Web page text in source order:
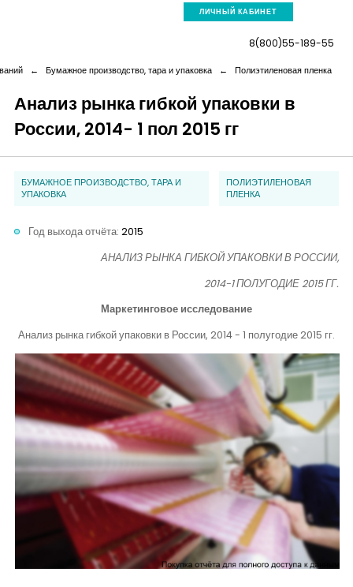
ЛИЧНЫЙ КАБИНЕТ
Компания
Контакты
8(800)55-189-55
← Бумажное производство, тара и упаковка ← Полиэтиленовая пленка
Анализ рынка гибкой упаковки в
России, 2014- 1 пол 2015 гг
БУМАЖНОЕ ПРОИЗВОДСТВО, ТАРА И
УПАКОВКА
ПОЛИЭТИЛЕНОВАЯ
ПЛЕНКА
Год выхода отчёта: 2015
АНАЛИЗ РЫНКА ГИБКОЙ УПАКОВКИ В РОССИИ,
2014-1 ПОЛУГОДИЕ 2015 ГГ.
Маркетинговое исследование
Анализ рынка гибкой упаковки в России, 2014 - 1 полугодие 2015 гг.